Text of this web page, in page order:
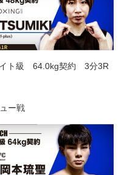
ト級 64.0kg契約 3分3R
ー戦